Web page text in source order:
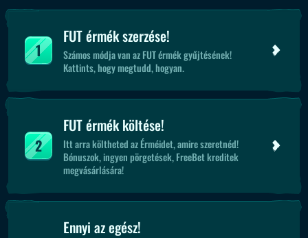
1
FUT érmék szerzése!
Számos módja van az FUT érmék gyűjtésének!
Kattints, hogy megtudd, hogyan.
2
FUT érmék költése!
Itt arra költheted az Érméidet, amire szeretnéd!
Bónuszok, ingyen pörgetések, FreeBet kreditek
megvásárlására!
Ennyi az egész!